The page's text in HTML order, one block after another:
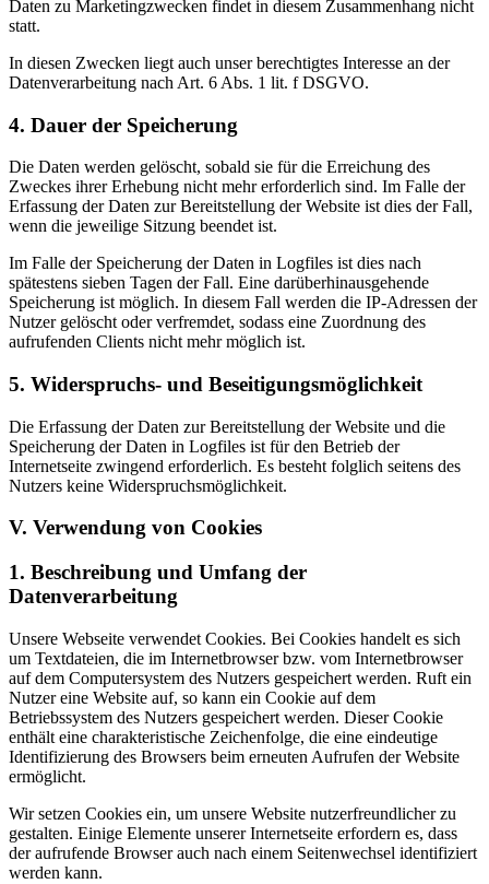
Daten zu Marketingzwecken findet in diesem Zusammenhang nicht
statt.
In diesen Zwecken liegt auch unser berechtigtes Interesse an der
Datenverarbeitung nach Art. 6 Abs. 1 lit. f DSGVO.
4. Dauer der Speicherung
Die Daten werden gelöscht, sobald sie für die Erreichung des
Zweckes ihrer Erhebung nicht mehr erforderlich sind. Im Falle der
Erfassung der Daten zur Bereitstellung der Website ist dies der Fall,
wenn die jeweilige Sitzung beendet ist.
Im Falle der Speicherung der Daten in Logfiles ist dies nach
spätestens sieben Tagen der Fall. Eine darüberhinausgehende
Speicherung ist möglich. In diesem Fall werden die IP-Adressen der
Nutzer gelöscht oder verfremdet, sodass eine Zuordnung des
aufrufenden Clients nicht mehr möglich ist.
5. Widerspruchs- und Beseitigungsmöglichkeit
Die Erfassung der Daten zur Bereitstellung der Website und die
Speicherung der Daten in Logfiles ist für den Betrieb der
Internetseite zwingend erforderlich. Es besteht folglich seitens des
Nutzers keine Widerspruchsmöglichkeit.
V. Verwendung von Cookies
1. Beschreibung und Umfang der
Datenverarbeitung
Unsere Webseite verwendet Cookies. Bei Cookies handelt es sich
um Textdateien, die im Internetbrowser bzw. vom Internetbrowser
auf dem Computersystem des Nutzers gespeichert werden. Ruft ein
Nutzer eine Website auf, so kann ein Cookie auf dem
Betriebssystem des Nutzers gespeichert werden. Dieser Cookie
enthält eine charakteristische Zeichenfolge, die eine eindeutige
Identifizierung des Browsers beim erneuten Aufrufen der Website
ermöglicht.
Wir setzen Cookies ein, um unsere Website nutzerfreundlicher zu
gestalten. Einige Elemente unserer Internetseite erfordern es, dass
der aufrufende Browser auch nach einem Seitenwechsel identifiziert
werden kann.